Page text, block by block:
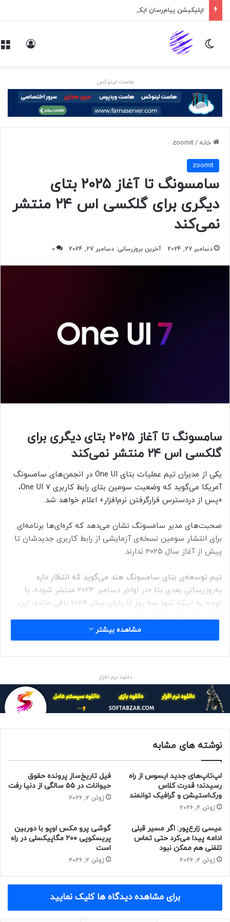
اپلیکیشن پیام‌رسان ایکس در راه است
تغییر پوسته
هاست لینوکس
خانه /
zoomit
zoomit
سامسونگ تا آغاز ۲۰۲۵ بتای
دیگری برای گلکسی اس ۲۴ منتشر
نمی‌کند
دسامبر 27, 2024 آخرین بروزرسانی: دسامبر 27, 2024 0
سامسونگ تا آغاز ۲۰۲۵ بتای دیگری برای
گلکسی اس ۲۴ منتشر نمی‌کند
یکی از مدیران تیم عملیات بتای One UI در انجمن‌های سامسونگ
آمریکا می‌گوید که وضعیت سومین بتای رابط کاربری One UI 7،
«پس از دردسترس قرارگرفتن نرم‌افزار» اعلام خواهد شد.
صحبت‌های مدیر سامسونگ نشان می‌دهد که کره‌ای‌ها برنامه‌ای
برای انتشار سومین نسخه‌ی آزمایشی از رابط کاربری جدیدشان تا
پیش از آغاز سال ۲۰۲۵ ندارند.
تیم توسعه‌ی بتای سامسونگ هند می‌گوید که انتظار دارد
به‌روزرسانی بعدی بتا «در اواخر دسامبر ۲۰۲۴ منتشر شود»، با
توجه به اینکه تنها سه روز تا پایان سال ۲۰۲۴ باقی مانده، این
مقاله‌های مرتبط
این احتمال وجود دارد که سامسونگ به‌جای انتشار نسخه‌ی بتا
برای سری گلکسی S23 و گلکسی S22، نسخه‌ی نهایی One UI 7 را
در اوایل سال ۲۰۲۵ برای این گوشی‌ها منتشر کند.
چگونه تماشا کنیم؟
مشاهده بیشتر
دانلود نرم افزار
نوشته های مشابه
لپ‌تاپ‌های جدید ایسوس از راه
رسیدند؛ قدرت کلاس
ورک‌استیشن و گرافیک توانمند
ژوئن 2, 2026
فیل تاریخ‌ساز پرونده حقوق
حیوانات در ۵۵ سالگی از دنیا رفت
ژوئن 2, 2026
عیسی زارع‌پور: اگر مسیر قبلی
ادامه پیدا می‌کرد حتی تماس
تلفنی هم ممکن نبود
ژوئن 2, 2026
گوشی پرو مکس اوپو با دوربین
پریسکوپی ۲۰۰ مگاپیکسلی در راه
است
ژوئن 2, 2026
برای مشاهده دیدگاه ها کلیک نمایید